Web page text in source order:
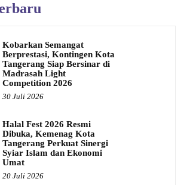
Kobarkan Semangat
Berprestasi, Kontingen Kota
Tangerang Siap Bersinar di
Madrasah Light
Competition 2026
30 Juli 2026
Halal Fest 2026 Resmi
Dibuka, Kemenag Kota
Tangerang Perkuat Sinergi
Syiar Islam dan Ekonomi
Umat
20 Juli 2026